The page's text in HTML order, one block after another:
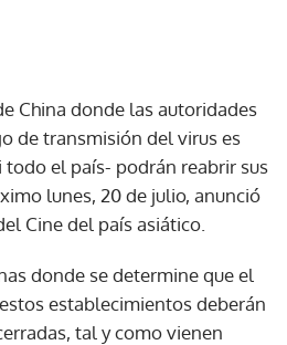
China donde las autoridades
de transmisión del virus es
el país- podrán reabrir sus
lunes, 20 de julio, anunció
Cine del país asiático.
donde se determine que el
establecimientos deberán
tal y como vienen